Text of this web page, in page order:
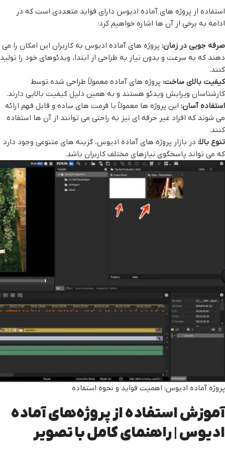
استفاده از پروژه های آماده ادیوس دارای فواید متعددی است که در
ادامه به برخی از آن ها اشاره خواهیم کرد:
صرفه جویی در زمان: پروژه های آماده ادیوس به کاربران این امکان را می
دهند که به سرعت و بدون نیاز به طراحی از ابتدا، ویدئوهای خود را تولید
کنند.
کیفیت بالای ساخت: پروژه های آماده معمولاً طراحی شده توسط
کارشناسان ویرایش ویدئو هستند و به همین دلیل کیفیت بالایی دارند.
استفاده آسان: این پروژه ها معمولاً با فرمت های ساده و قابل فهم ارائه
می شوند که افراد غیر حرفه ای نیز به راحتی می توانند از آن ها استفاده
کنند.
تنوع بالا: در بازار پروژه های آماده ادیوس، گزینه های متنوعی وجود دارد
که می تواند پاسخگوی نیازهای مختلف کاربران باشد.
پروژه آماده ادیوس: اهمیت فواید و نحوه استفاده
آموزش استفاده از پروژه‌های آماده
ادیوس | راهنمای کامل با تصویر